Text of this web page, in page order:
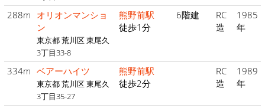
288m オリオンマンショ
ン
東京都 荒川区 東尾久
3丁目33-8
熊野前駅
徒歩1分
6階建
RC
造
1985
年
334m ベアーハイツ
東京都 荒川区 東尾久
3丁目35-27
熊野前駅
徒歩2分
RC
造
1989
年